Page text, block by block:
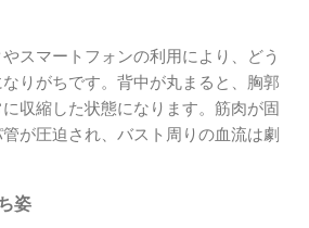
スマートフォンの利用により、どう
りがちです。背中が丸まると、胸郭
収縮した状態になります。筋肉が固
が圧迫され、バスト周りの血流は劇
姿